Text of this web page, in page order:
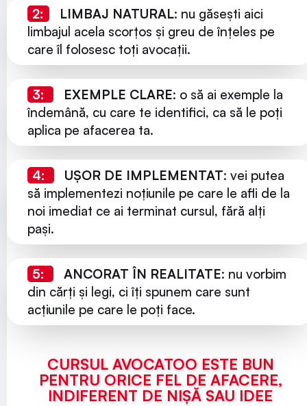
2: LIMBAJ NATURAL: nu găsești aici
limbajul acela scorțos și greu de înțeles pe
care îl folosesc toți avocații.
3: EXEMPLE CLARE: o să ai exemple la
îndemână, cu care te identifici, ca să le poți
aplica pe afacerea ta.
4: UȘOR DE IMPLEMENTAT: vei putea
să implementezi noțiunile pe care le afli de la
noi imediat ce ai terminat cursul, fără alți
pași.
5: ANCORAT ÎN REALITATE: nu vorbim
din cărți și legi, ci îți spunem care sunt
acțiunile pe care le poți face.
CURSUL AVOCATOO ESTE BUN
PENTRU ORICE FEL DE AFACERE,
INDIFERENT DE NIȘĂ SAU IDEE